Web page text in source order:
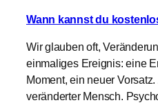
Wann kannst du
Wir glauben oft,
einmaliges Ereignis: eine
Moment, ein neuer
veränderter Mensch.